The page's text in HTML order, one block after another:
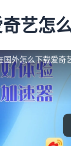
艺怎
国外怎么下载爱奇